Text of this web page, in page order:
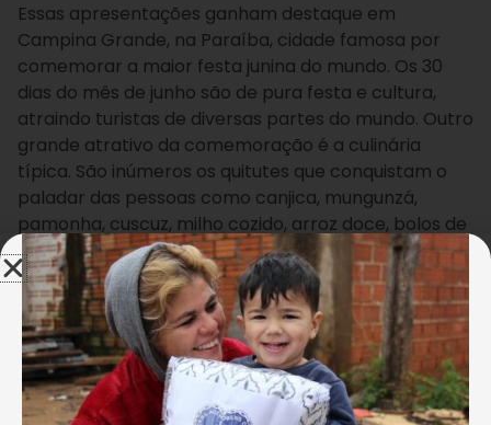
Essas apresentações ganham destaque em
Campina Grande, na Paraíba, cidade famosa por
comemorar a maior festa junina do mundo. Os 30
dias do mês de junho são de pura festa e cultura,
atraindo turistas de diversas partes do mundo. Outro
grande atrativo da comemoração é a culinária
típica. São inúmeros os quitutes que conquistam o
paladar das pessoas como canjica, mungunzá,
pamonha, cuscuz, milho cozido, arroz doce, bolos de
diversos sabores é de moleque etc.
Jean Carlos
E a Legião da Boa Vontade não fica de fora esta
festa! Todo ano é realizado o tradicional Arraial da